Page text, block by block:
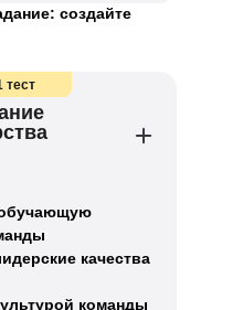
создайте
тест
качества
команды